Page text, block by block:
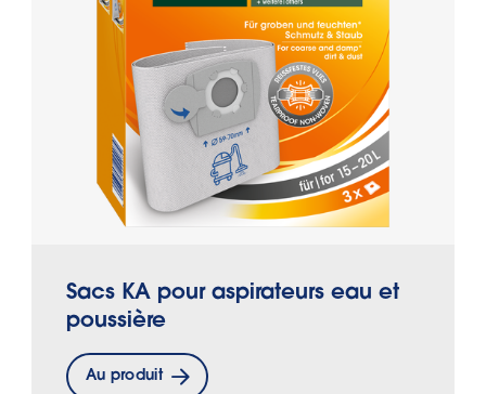
Sacs KA pour aspirateurs eau et
poussière
Au produit